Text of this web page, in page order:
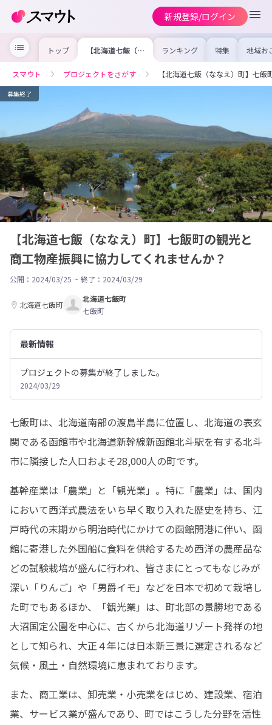
新規登録/ログイン
トップ 【北海道七飯（な
なえ）町】七飯町
振興に協力してく
れませんか？
ランキング 特集 地域お
の求
を集め
事内容
を比較
合った
スマウト プロジェクトをさがす 【北海道七飯（ななえ）町】七
募集終了
【北海道七飯（ななえ）町】七飯町の観光と
商工物産振興に協力してくれませんか？
公開：2024/03/25 ~ 終了：2024/03/29
北海道七飯町
北海道七飯町
七飯町
最新情報
プロジェクトの募集が終了しました。
2024/03/29
七飯町は、北海道南部の渡島半島に位置し、北海道の表玄
関である函館市や北海道新幹線新函館北斗駅を有する北斗
市に隣接した人口およそ28,000人の町です。
基幹産業は「農業」と「観光業」。特に「農業」は、国内
において西洋式農法をいち早く取り入れた歴史を持ち、江
戸時代の末期から明治時代にかけての函館開港に伴い、函
館に寄港した外国船に食料を供給するため西洋の農産品な
どの試験栽培が盛んに行われ、皆さまにとってもなじみが
深い「りんご」や「男爵イモ」などを日本で初めて栽培し
た町でもあるほか、「観光業」は、町北部の景勝地である
大沼国定公園を中心に、古くから北海道リゾート発祥の地
として知られ、大正４年には日本新三景に選定されるなど
気候・風土・自然環境に恵まれております。
また、商工業は、卸売業・小売業をはじめ、建設業、宿泊
業、サービス業が盛んであり、町ではこうした分野を活性